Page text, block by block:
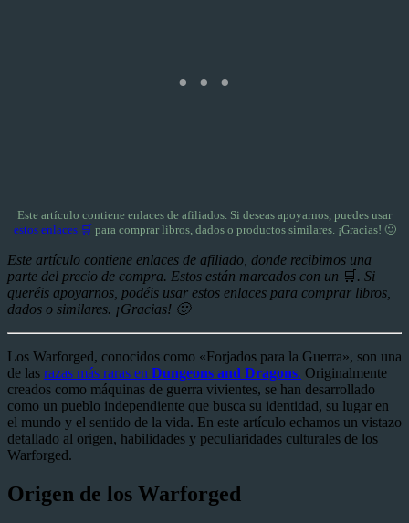
Este artículo contiene enlaces de afiliados. Si deseas apoyarnos, puedes usar
estos enlaces 🛒 para comprar libros, dados o productos similares. ¡Gracias! 🙂
Este artículo contiene enlaces de afiliado, donde recibimos una
parte del precio de compra. Estos están marcados con un 🛒 . Si
queréis apoyarnos, podéis usar estos enlaces para comprar libros,
dados o similares. ¡Gracias! 🙂
Los Warforged, conocidos como «Forjados para la Guerra», son una
de las razas más raras en Dungeons and Dragons. Originalmente
creados como máquinas de guerra vivientes, se han desarrollado
como un pueblo independiente que busca su identidad, su lugar en
el mundo y el sentido de la vida. En este artículo echamos un vistazo
detallado al origen, habilidades y peculiaridades culturales de los
Warforged.
Origen de los Warforged